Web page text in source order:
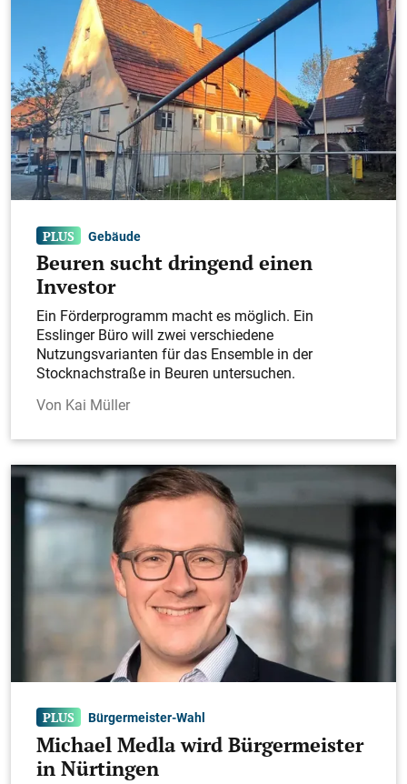
Gebäude
Beuren sucht dringend einen
Investor
Ein Förderprogramm macht es möglich. Ein
Esslinger Büro will zwei verschiedene
Nutzungsvarianten für das Ensemble in der
Stocknachstraße in Beuren untersuchen.
Kai Müller
Bürgermeister-Wahl
Michael Medla wird Bürgermeister
in Nürtingen